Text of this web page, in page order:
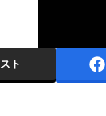
ト